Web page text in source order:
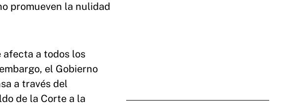
promueven la nulidad
afecta a todos los
el Gobierno
a través del
de la Corte a la